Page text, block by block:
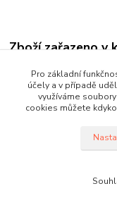
Zboží zařazeno v
MB - základní
Síťové karty
Pro základní
účely a v případě
využíváme
cookies můžete